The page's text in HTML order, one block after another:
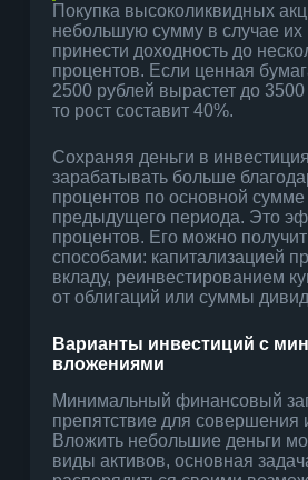
Покупка высоколиквидных
небольшую сумму в случае их
принести доходность до
процентов. Если ценная
2500 рублей вырастет до 3500
то рост составит 40%.
Сохраняя деньги в
зарабатывать больше
процентов по основной сумме
предыдущего периода. Это
процентов. Его можно
способами: капитализацией
вкладу, реинвестированием
от облигаций или суммы
Варианты инвестиций с
вложениями
Минимальный финансовый
препятствие для совершения
Вложить небольшие деньги
виды активов, основная